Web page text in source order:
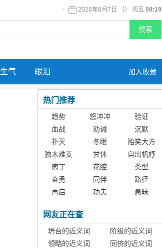
- 2026年8月7日 （） 周五 08:19
加入收藏
生气 眼泪
热门推荐
趋势 怒冲冲
验证
血战
劝诫
沉默
扑灭
冬眠
贻笑大方
独木难支
甘休
自出机杼
庖丁
花腔
类型
奋勇
同伴
路径
再启
功夫 愚昧
网友正在查
坍台的近义词
阶级的近义词
领略的近义词
同侪的近义词